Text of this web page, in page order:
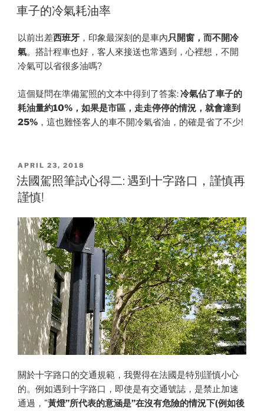
筆
心
得
三:
駛
學
習
要
西”
ON
車子的冷氣耗油率
以前出差西班牙 ，印象最深刻的是車內只開窗，而不開冷
氣。搭計程車也好，客人來接送也常遇到，心裡想，不開
冷氣可以省很多油嗎?
這個疑問在準備駕照的文本中得到了答案:冷氣佔了車子的
耗油量約10%，如果是市區，走走停停的情況，就會達到
25% ，這也難怪客人的車不開冷氣省油，的確是省了不少!
POSTED
ON
APRIL 23, 2018
法國駕照筆試心得二: 遇到十字路口，謹慎再
謹慎!
關於十字路口的交通規範，我覺得在法國是特別謹慎小心
的。例如遇到十字路口，即使是有交通號誌，是禁止加速
通過，”黃燈”所代表的意涵是”在沒有危險的情況下(例如後